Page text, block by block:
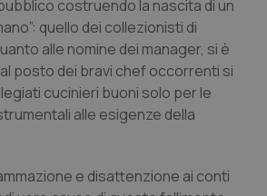
costruendo la nascita di un
quello dei collezionisti di
alle nomine dei manager, si è
posto dei bravi chef occorrenti si
cucinieri buoni solo per le
alle esigenze della
e disattenzione ai conti